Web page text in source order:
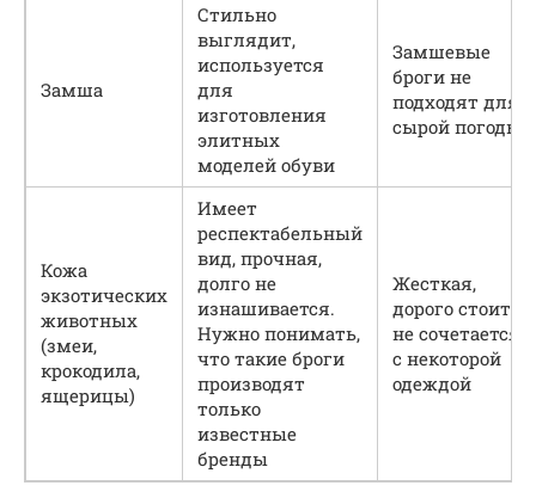
Замша
Стильно
выглядит,
используется
для
изготовления
элитных
моделей обуви
Замшевые
броги не
подходят для
сырой погоды
Кожа
экзотических
животных
(змеи,
крокодила,
ящерицы)
Имеет
респектабельный
вид, прочная,
долго не
изнашивается.
Нужно понимать,
что такие броги
производят
только
известные
бренды
Жесткая,
дорого стоит,
не сочетается
с некоторой
одеждой